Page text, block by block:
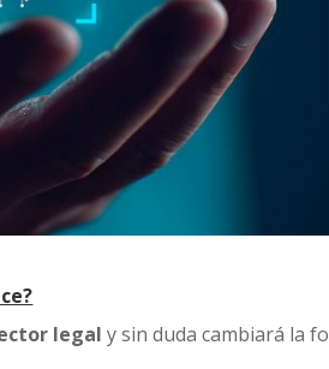
legal y sin duda cambiará la